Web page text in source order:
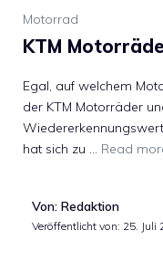
Motorrad
KTM
Egal, auf welchem
der KTM Motorräder
hat sich zu … Read
Von: Redaktion
Veröffentlicht von: 25. Juli